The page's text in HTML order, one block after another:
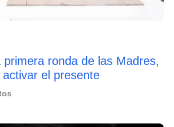
primera ronda de las Madres,
el presente